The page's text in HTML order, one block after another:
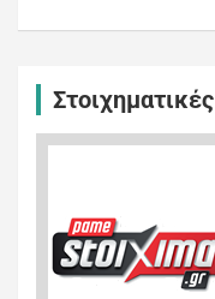
Στοιχηματικές